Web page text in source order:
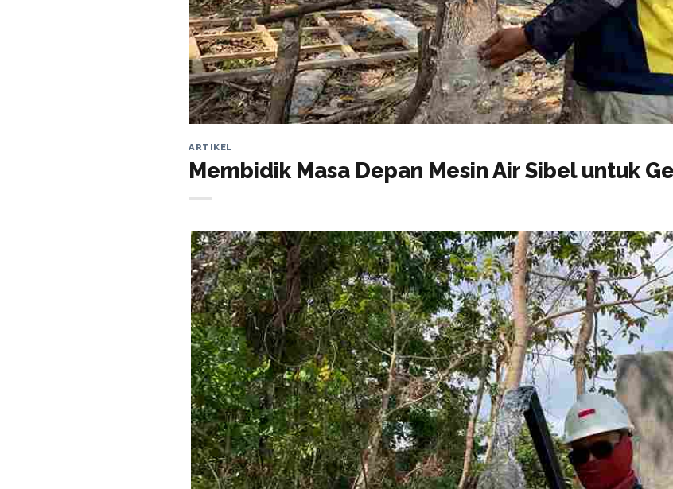
ARTIKEL
Membidik Masa Depan Mesin Air Sibel untuk